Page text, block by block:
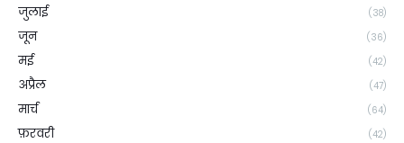
जुलाई (38)
जून (36)
मई (42)
अप्रैल (47)
मार्च (64)
फ़रवरी (42)